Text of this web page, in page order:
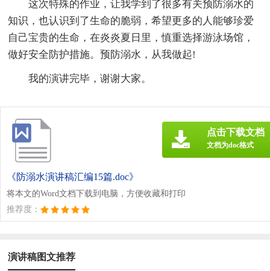
这次特殊的作业，让我学到了很多有关预防溺水的
知识，也认识到了生命的脆弱，希望更多的人能够珍爱
自己宝贵的生命，在炎炎夏日里，慎重选择游泳场馆，
做好安全防护措施。预防溺水，从我做起!
我的演讲完毕，谢谢大家。
《防溺水演讲稿汇编15篇.doc》
将本文的Word文档下载到电脑，方便收藏和打印
推荐度：
点击下载文档
文档为doc格式
演讲稿图文推荐